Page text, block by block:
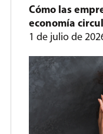
Cómo las
economía
1 de julio de